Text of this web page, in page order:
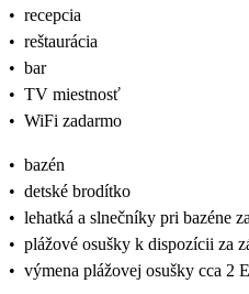
• recepcia
• reštaurácia
• bar
• TV miestnosť
• WiFi zadarmo
• bazén
• detské brodítko
• lehatká a slnečníky pri bazéne
• plážové osušky k dispozícii za
• výmena plážovej osušky cca 2